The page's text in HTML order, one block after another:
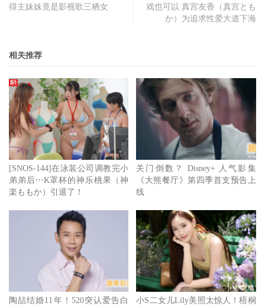
林曼努尔米兰曾以《海洋奇缘》主题曲获得奥斯卡，如今再
为
《魔法满屋》 创作更多曲子。
得主妹妹竟是影视歌三栖女
戏也可以 真宫友香（真宫とも
か）为追求性爱大道下海
相关推荐
[SNOS-144]在泳装公司调教完小
弟弟后⋯K罩杯的神乐桃果（神
楽ももか）引退了！
关门倒数？ Disney+ 人气影集
《大熊餐厅》第四季首支预告上
线
陶喆结婚11年！520突认爱告白
小S二女儿Lily美照太惊人！梧桐